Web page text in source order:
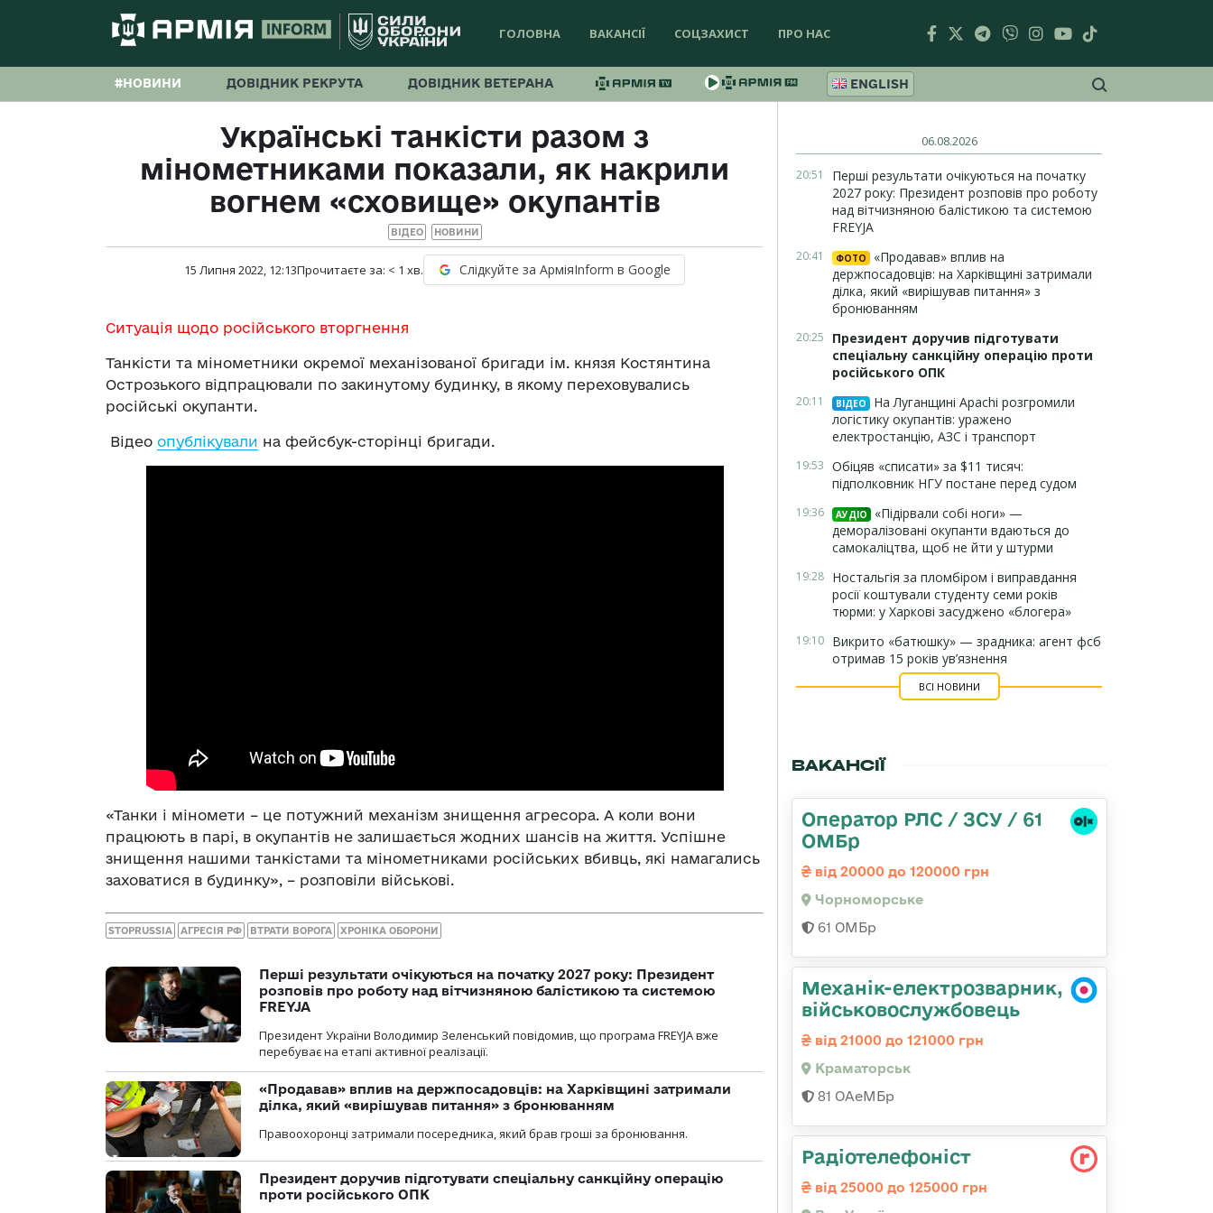
ГОЛОВНА ВАКАНСІЇ СОЦЗАХИСТ ПРО НАС
#НОВИНИ ДОВІДНИК РЕКРУТА ДОВІДНИК ВЕТЕРАНА ENGLISH
Українські танкісти разом з
мінометниками показали, як накрили
вогнем «сховище» окупантів
ВІДЕО НОВИНИ
15 Липня 2022, 12:13Прочитаєте за: < 1 хв. Слідкуйте за АрміяInform в Google
Ситуація щодо російського вторгнення
Танкісти та мінометники окремої механізованої бригади ім. князя Костянтина
Острозького відпрацювали по закинутому будинку, в якому переховувались
російські окупанти.
Відео опублікували на фейсбук-сторінці бригади.
«Танки і міномети – це потужний механізм знищення агресора. А коли вони
працюють в парі, в окупантів не залишається жодних шансів на життя. Успішне
знищення нашими танкістами та мінометниками російських вбивць, які намагались
заховатися в будинку», – розповіли військові.
STOPRUSSIA АГРЕСІЯ РФ ВТРАТИ ВОРОГА ХРОНІКА ОБОРОНИ
Перші результати очікуються на початку 2027 року: Президент
розповів про роботу над вітчизняною балістикою та системою
FREYJA
Президент України Володимир Зеленський повідомив, що програма FREYJA вже
перебуває на етапі активної реалізації.
«Продавав» вплив на держпосадовців: на Харківщині затримали
ділка, який «вирішував питання» з бронюванням
Правоохоронці затримали посередника, який брав гроші за бронювання.
Президент доручив підготувати спеціальну санкційну операцію
проти російського ОПК
06.08.2026
20:51
Перші результати очікуються на початку
2027 року: Президент розповів про роботу
над вітчизняною балістикою та системою
FREYJA
20:41 ФОТО
«Продавав» вплив на
держпосадовців: на Харківщині затримали
ділка, який «вирішував питання» з
бронюванням
20:25
Президент доручив підготувати
спеціальну санкційну операцію проти
російського ОПК
20:11 ВІДЕО
На Луганщині Apachi розгромили
логістику окупантів: уражено
електростанцію, АЗС і транспорт
19:53 Обіцяв «списати» за $11 тисяч:
підполковник НГУ постане перед судом
19:36 АУДІО
«Підірвали собі ноги» —
деморалізовані окупанти вдаються до
самокаліцтва, щоб не йти у штурми
19:28 Ностальгія за пломбіром і виправдання
росії коштували студенту семи років
тюрми: у Харкові засуджено «блогера»
19:10 Викрито «батюшку» — зрадника: агент фсб
отримав 15 років ув’язнення
ВСІ НОВИНИ
ВАКАНСІЇ
Оператор РЛС / ЗСУ / 61
ОМБр
від 20000 до 120000 грн
Чорноморське
61 ОМБр
Механік-електрозварник,
військовослужбовець
від 21000 до 121000 грн
Краматорськ
81 ОАеМБр
Радіотелефоніст
від 25000 до 125000 грн